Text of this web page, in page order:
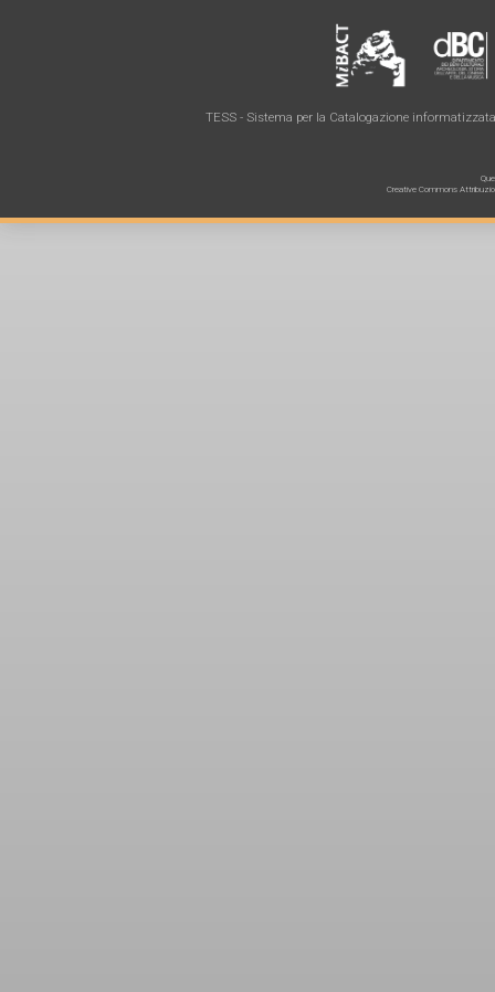
TESS - Sistema per la Catalogazione
Creative Commons